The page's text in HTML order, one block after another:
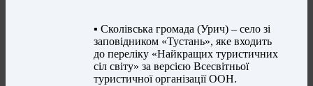
▪️ Сколівська громада (Урич) – село зі
заповідником «Тустань», яке входить
до переліку «Найкращих туристичних
сіл світу» за версією Всесвітньої
туристичної організації ООН.